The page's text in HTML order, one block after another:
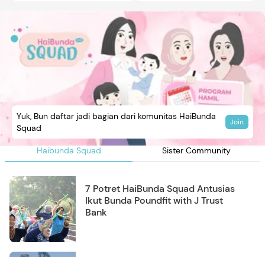
Haibunda Squad Sister Community
Yuk, Bun daftar jadi bagian dari komunitas HaiBunda
Squad
Join
7 Potret HaiBunda Squad Antusias
Ikut Bunda Poundfit with J Trust
Bank